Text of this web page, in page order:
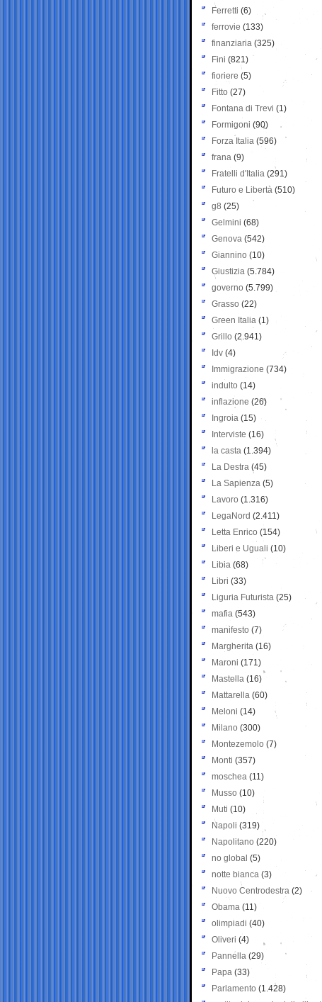
Ferretti (6)
ferrovie (133)
finanziaria (325)
Fini (821)
fioriere (5)
Fitto (27)
Fontana di Trevi (1)
Formigoni (90)
Forza Italia (596)
frana (9)
Fratelli d'Italia (291)
Futuro e Libertà (510)
g8 (25)
Gelmini (68)
Genova (542)
Giannino (10)
Giustizia (5.784)
governo (5.799)
Grasso (22)
Green Italia (1)
Grillo (2.941)
Idv (4)
Immigrazione (734)
indulto (14)
inflazione (26)
Ingroia (15)
Interviste (16)
la casta (1.394)
La Destra (45)
La Sapienza (5)
Lavoro (1.316)
LegaNord (2.411)
Letta Enrico (154)
Liberi e Uguali (10)
Libia (68)
Libri (33)
Liguria Futurista (25)
mafia (543)
manifesto (7)
Margherita (16)
Maroni (171)
Mastella (16)
Mattarella (60)
Meloni (14)
Milano (300)
Montezemolo (7)
Monti (357)
moschea (11)
Musso (10)
Muti (10)
Napoli (319)
Napolitano (220)
no global (5)
notte bianca (3)
Nuovo Centrodestra (2)
Obama (11)
olimpiadi (40)
Oliveri (4)
Pannella (29)
Papa (33)
Parlamento (1.428)